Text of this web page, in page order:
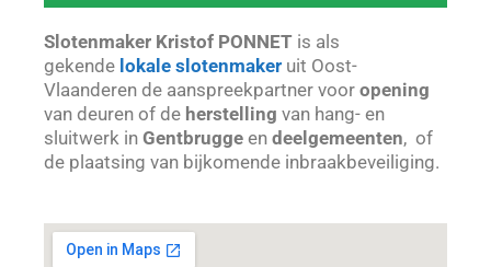
Slotenmaker Kristof PONNET is als
gekende lokale slotenmaker uit Oost-
Vlaanderen de aanspreekpartner voor opening
van deuren of de herstelling van hang- en
sluitwerk in Gentbrugge en deelgemeenten, of
de plaatsing van bijkomende inbraakbeveiliging.